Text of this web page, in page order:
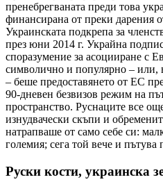
пренебрегваната преди това
финансирана от преки дарения
Украинската подкрепа за
през юни 2014 г. Украйна
споразумение за асоцииране с
символично и популярно – или,
– беше предоставянето от ЕС
90-дневен безвизов режим на
пространство. Руснаците все
изнудвачески скъпи и
натрапваше от само себе си:
големия; сега той вече и пътува
Руски кости, украинска